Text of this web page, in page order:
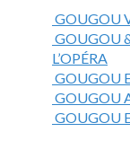
GOUGOU
GOUGOU
L’OPÉRA
GOUGOU
GOUGOU
GOUGOU